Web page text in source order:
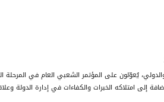
يُعوّلون على المؤتمر الشعبي العام في المرحلة
إلى امتلاكه الخبرات والكفاءات في إدارة الدولة